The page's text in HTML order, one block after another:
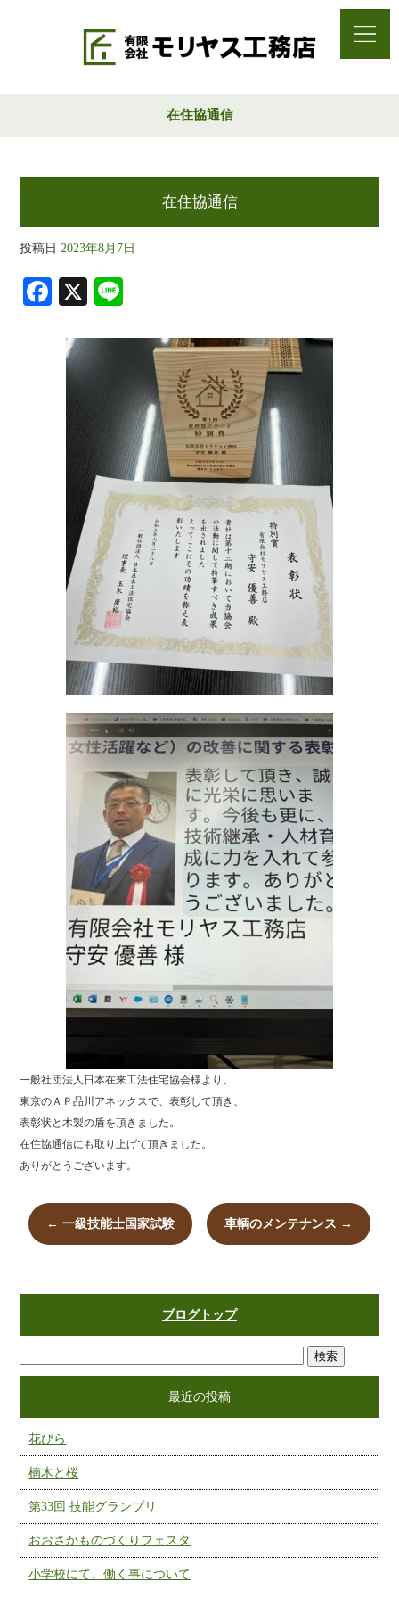
在住協通信
在住協通信
投稿日 2023年8月7日
Fa
bo
ok
X
一般社団法人日本在来工法住宅協会様より、
東京のＡＰ品川アネックスで、表彰して頂き、
表彰状と木製の盾を頂きました。
在住協通信にも取り上げて頂きました。
ありがとうございます。
← 一級技能士国家試験 車輌のメンテナンス →
ブログトップ
最近の投稿
花びら
楠木と桜
第33回 技能グランプリ
おおさかものづくりフェスタ
小学校にて、働く事について